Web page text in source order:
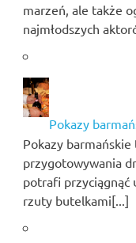
marzeń, ale także
najmłodszych
Pokazy
Pokazy
przygotowywania
potrafi przyciągnąć
rzuty butelkami[...]